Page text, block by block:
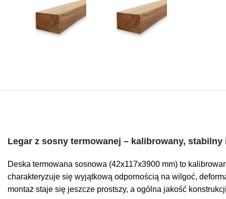
Legar z sosny termowanej – kalibrowany,
Deska termowana sosnowa (42x117x3900 mm) to
charakteryzuje się wyjątkową odpornością na wilgoć,
montaż staje się jeszcze prostszy, a ogólna jakość